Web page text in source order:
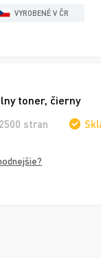
VYROBENÉ V ČR
toner, čierny
2500 stran